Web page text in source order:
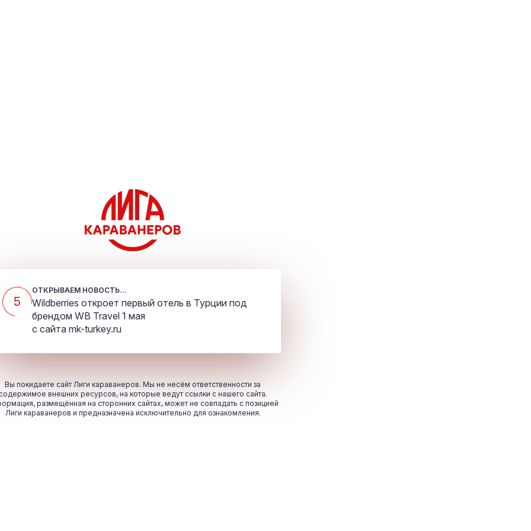
5
ОТКРЫВАЕМ НОВОСТЬ...
Wildberries откроет первый отель в Турции под
брендом WB Travel 1 мая
с сайта mk-turkey.ru
Вы покидаете сайт Лиги караванеров. Мы не несём ответственности за
внешних ресурсов, на которые ведут ссылки с нашего сайта.
размещённая на сторонних сайтах, может не совпадать с позицией
Лиги караванеров и предназначена исключительно для ознакомления.